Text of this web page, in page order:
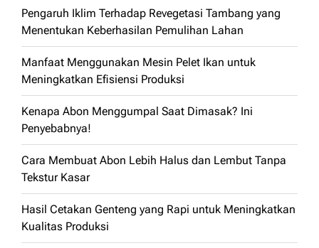
Pengaruh Iklim Terhadap Revegetasi Tambang yang
Menentukan Keberhasilan Pemulihan Lahan
Manfaat Menggunakan Mesin Pelet Ikan untuk
Meningkatkan Efisiensi Produksi
Kenapa Abon Menggumpal Saat Dimasak? Ini
Penyebabnya!
Cara Membuat Abon Lebih Halus dan Lembut Tanpa
Tekstur Kasar
Hasil Cetakan Genteng yang Rapi untuk Meningkatkan
Kualitas Produksi